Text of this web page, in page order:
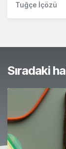
Tuğçe İçözü
Sıradaki